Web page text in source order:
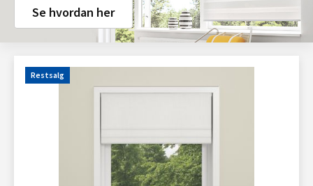
Se hvordan her
Restsalg